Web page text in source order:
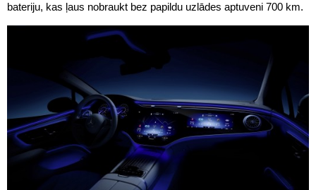
bateriju, kas ļaus nobraukt bez papildu uzlādes aptuveni 700 km.